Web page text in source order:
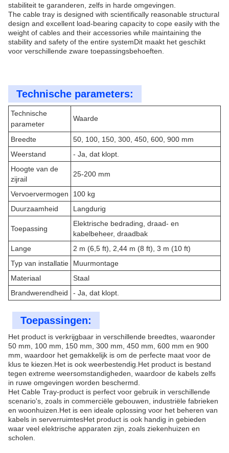
stabiliteit te garanderen, zelfs in harde omgevingen.
The cable tray is designed with scientifically reasonable structural
design and excellent load-bearing capacity to cope easily with the
weight of cables and their accessories while maintaining the
stability and safety of the entire systemDit maakt het geschikt
voor verschillende zware toepassingsbehoeften.
Technische parameters:
Technische
parameter
Waarde
Breedte
50, 100, 150, 300, 450, 600, 900 mm
Weerstand
- Ja, dat klopt.
Hoogte van de
zijrail
25-200 mm
Vervoervermogen
100 kg
Duurzaamheid
Langdurig
Toepassing
Elektrische bedrading, draad- en
kabelbeheer, draadbak
Lange
2 m (6,5 ft), 2,44 m (8 ft), 3 m (10 ft)
Typ van installatie
Muurmontage
Materiaal
Staal
Brandwerendheid
- Ja, dat klopt.
Toepassingen:
Het product is verkrijgbaar in verschillende breedtes, waaronder
50 mm, 100 mm, 150 mm, 300 mm, 450 mm, 600 mm en 900
mm, waardoor het gemakkelijk is om de perfecte maat voor de
klus te kiezen.Het is ook weerbestendig.Het product is bestand
tegen extreme weersomstandigheden, waardoor de kabels zelfs
in ruwe omgevingen worden beschermd.
Het Cable Tray-product is perfect voor gebruik in verschillende
scenario's, zoals in commerciële gebouwen, industriële fabrieken
en woonhuizen.Het is een ideale oplossing voor het beheren van
kabels in serverruimtesHet product is ook handig in gebieden
waar veel elektrische apparaten zijn, zoals ziekenhuizen en
scholen.